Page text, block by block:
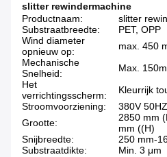
slitter rewindermachine
Productnaam:
slitter
Substraatbreedte:
PET, OPP
Wind diameter
opnieuw op:
max. 450
Mechanische
Snelheid:
Max.
Het
verrichtingsscherm:
Kleurrijk
Stroomvoorziening:
380V
Grootte:
2850 mm
mm ((H)
Snijbreedte:
250 mm-
Substraatdikte:
Min. 3 μm